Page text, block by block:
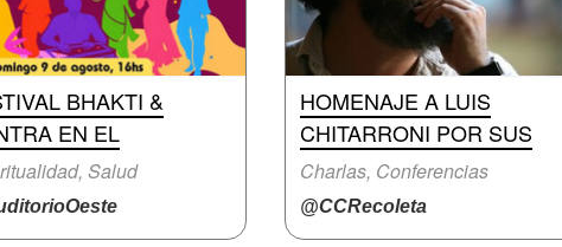
BHAKTI &
EN EL
Salud
HOMENAJE A LUIS
CHITARRONI POR SUS
Charlas, Conferencias
@CCRecoleta